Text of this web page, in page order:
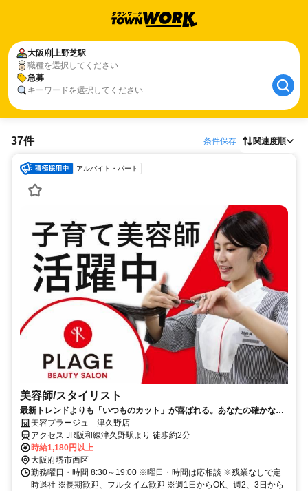
大阪府上野芝駅
職種を選択してください
急募
キーワードを選択してください
37件 条件保存 関連度順
アルバイト・パート
美容師/スタイリスト
最新トレンドよりも「いつものカット」が喜ばれる。あなたの確かな基
礎技術が活きる場所。
美容プラージュ 津久野店
アクセス JR阪和線津久野駅より 徒歩約2分
時給1,180円以上
大阪府堺市西区
勤務曜日・時間 8:30～19:00 ※曜日・時間は応相談 ※残業なしで定
時退社 ※長期歓迎、フルタイム歓迎 ※週1日からOK、週2、3日から